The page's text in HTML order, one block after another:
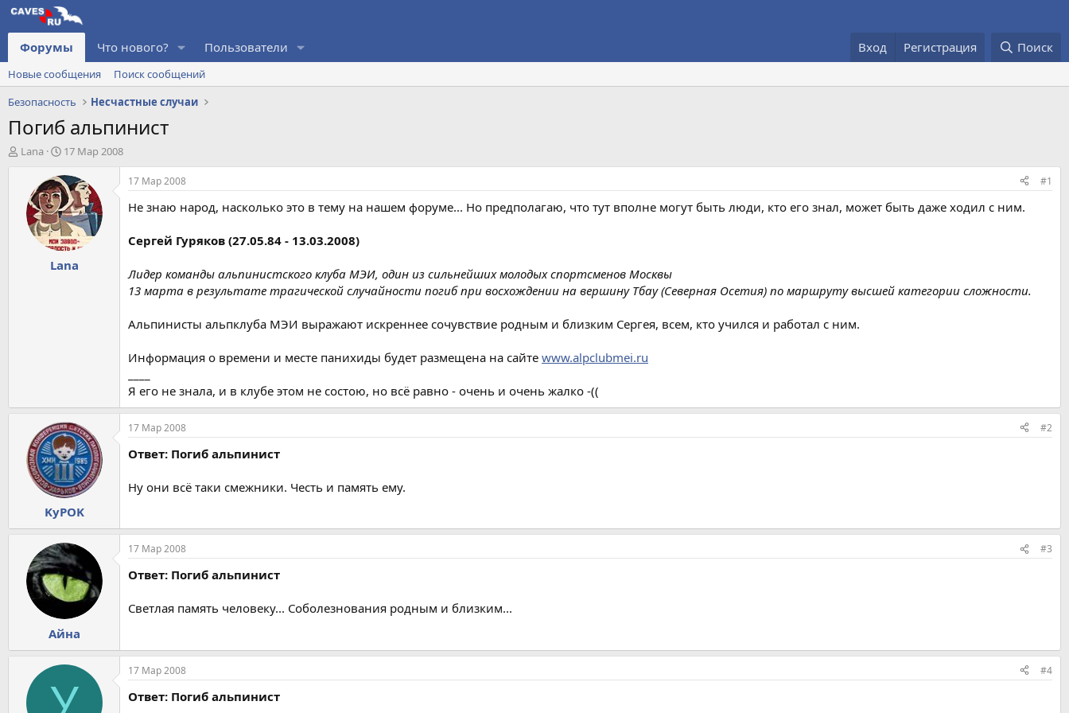
Форумы Что нового? Пользователи Вход Регистрация Поиск
Новые сообщения
Поиск сообщений
Безопасность
Несчастные случаи
Погиб альпинист
АLana
Д
т
а
н
а
ч
а
л
17 Мар 2008
Lana
17 Мар 2008 #1
Не знаю народ, насколько это в тему на нашем форуме... Но предполагаю, что тут вполне могут быть люди, кто его знал, может быть даже ходил с ним.
Сергей Гуряков (27.05.84 - 13.03.2008)
Лидер команды альпинистского клуба МЭИ, один из сильнейших молодых спортсменов Москвы
13 марта в результате трагической случайности погиб при восхождении на вершину Тбау (Северная Осетия) по маршруту высшей категории сложности.
Альпинисты альпклуба МЭИ выражают искреннее сочувствие родным и близким Сергея, всем, кто учился и работал с ним.
Информация о времени и месте панихиды будет размещена на сайте www.alpclubmei.ru
Я его не знала, и в клубе этом не состою, но всё равно - очень и очень жалко -((
KyPOK
17 Мар 2008 #2
Ответ: Погиб альпинист
Ну они всё таки смежники. Честь и память ему.
Айна
17 Мар 2008 #3
Ответ: Погиб альпинист
Светлая память человеку... Соболезнования родным и близким...
У
17 Мар 2008 #4
Ответ: Погиб альпинист